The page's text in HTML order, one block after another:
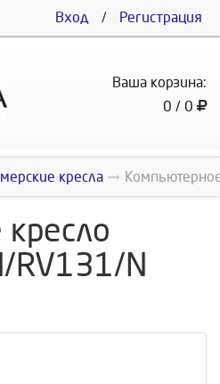
Вход / Регистрация
Ваша корзина:
0 / 0
кресла
кресло
RV131/N